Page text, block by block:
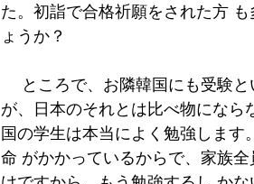
た。初詣で合格祈願をされた方
ょうか？
ところで、お隣韓国にも受験と
が、日本のそれとは比べ物になら
国の学生は本当によく勉強します
命 がかかっているからで、家族